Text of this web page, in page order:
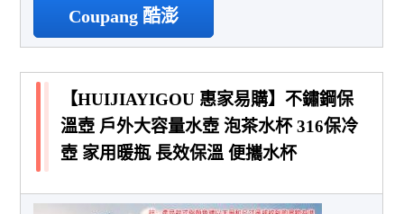
Coupang 酷澎
【HUIJIAYIGOU 惠家易購】不鏽鋼保
溫壺 戶外大容量水壺 泡茶水杯 316保冷
壺 家用暖瓶 長效保溫 便攜水杯